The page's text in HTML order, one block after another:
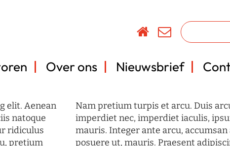
Over ons Nieuwsbrief
elit. Aenean
natoque
ridiculus
pretium
Nam pretium turpis et arcu. Duis
imperdiet nec, imperdiet iaculis,
mauris. Integer ante arcu, accumsan
posuere ut, mauris. Praesent